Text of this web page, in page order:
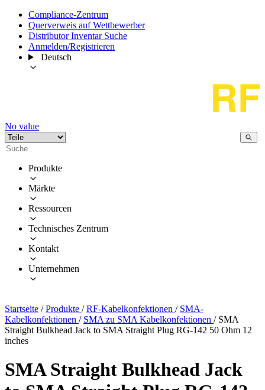
Compliance-Zentrum
Querverweis auf Wettbewerber
Distributor Inventar Suche
Anmelden/Registrieren
Deutsch
No value
Produkte
Märkte
Ressourcen
Technisches Zentrum
Kontakt
Unternehmen
Startseite / Produkte / RF-Kabelkonfektionen / SMA-
Kabelkonfektionen / SMA zu SMA Kabelkonfektionen / SMA
Straight Bulkhead Jack to SMA Straight Plug RG-142 50 Ohm 12
inches
SMA Straight Bulkhead Jack